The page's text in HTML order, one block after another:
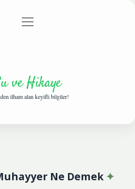
Gizlilik Politikası
menüyü
ve Hikaye
ilham alan keyifli bilgiler!
Ne Demek